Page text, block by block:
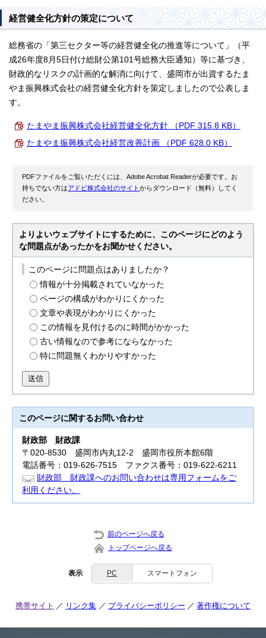
経営健全化方針の策定について
総務省の「第三セクター等の経営健全化の推進等について」（平
成26年度8月5日付け総財公第101号総務大臣通知）等に基づき、
財政的なリスクの計画的な解消に向けて、盛岡市が出資するたま
やま振興株式会社の経営健全化方針を策定しましたので公表しま
す。
たまやま振興株式会社経営健全化方針 （PDF 315.8 KB）
たまやま振興株式会社経営改善計画 （PDF 628.0 KB）
PDFファイルをご覧いただくには、Adobe Acrobat Readerが必要です。お
持ちでない方はアドビ株式会社のサイトからダウンロード（無料）してく
ださい。
よりよいウェブサイトにするために、このページにどのよう
な問題点があったかをお聞かせください。
このページに問題点はありましたか？
情報が十分掲載されていなかった
ページの構成がわかりにくかった
文章や表現がわかりにくかった
この情報を見付けるのに時間がかかった
古い情報なので参考にならなかった
特に問題無くわかりやすかった
送信
このページに関するお問い合わせ
財政部 財政課
〒020-8530 盛岡市内丸12-2 盛岡市役所本館6階
電話番号：019-626-7515 ファクス番号：019-622-6211
財政部 財政課へのお問い合わせは専用フォームをご
利用ください。
前のページへ戻る
トップページへ戻る
表示 PC スマートフォン
携帯サイト リンク集 プライバシーポリシー 著作権について